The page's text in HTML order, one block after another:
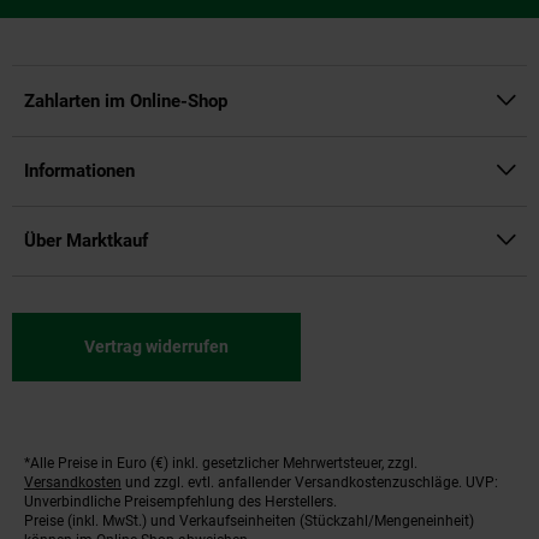
Zahlarten im Online-Shop
Informationen
Über Marktkauf
Vertrag widerrufen
Fußnoten
*Alle Preise in Euro (€) inkl. gesetzlicher Mehrwertsteuer, zzgl.
Versandkosten und zzgl. evtl. anfallender Versandkostenzuschläge. UVP:
Unverbindliche Preisempfehlung des Herstellers.
Preise (inkl. MwSt.) und Verkaufseinheiten (Stückzahl/Mengeneinheit)